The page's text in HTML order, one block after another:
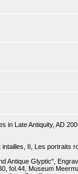
Late Antiquity, AD
II, Les portraits
Antique Glyptic",
fol.44, Museum